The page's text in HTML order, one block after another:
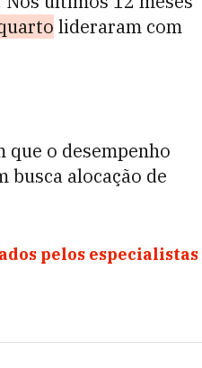
lideraram com
que o desempenho
busca alocação de
pelos especialistas